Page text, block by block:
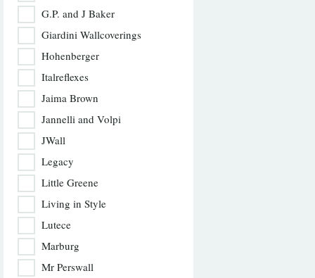
G.P. and J Baker
Giardini Wallcoverings
Hohenberger
Italreflexes
Jaima Brown
Jannelli and Volpi
JWall
Legacy
Little Greene
Living in Style
Lutece
Marburg
Mr Perswall